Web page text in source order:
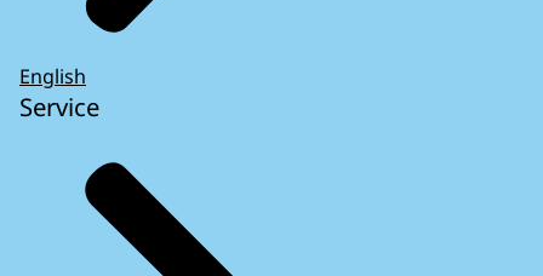
English
Service